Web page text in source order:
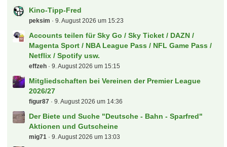
Kino-Tipp-Fred
peksim 9. August 2026 um 15:23
Accounts teilen für Sky Go / Sky Ticket / DAZN /
Magenta Sport / NBA League Pass / NFL Game Pass /
Netflix / Spotify usw.
effzeh 9. August 2026 um 15:15
Mitgliedschaften bei Vereinen der Premier League
2026/27
figur87 9. August 2026 um 14:36
Der Biete und Suche "Deutsche - Bahn - Sparfred"
Aktionen und Gutscheine
mig71 9. August 2026 um 13:03